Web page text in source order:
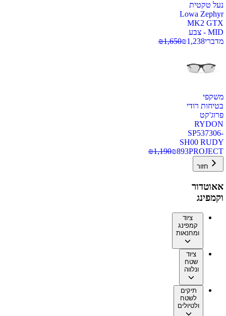
נעל טקטית
Lowa Zephyr
MK2 GTX
MID - צבע
מדברי
₪1,238
₪1,650
משקפי
בטיחות רודי
פרוג'קט
RYDON
SP537306-
SH00 RUDY
PROJECT
₪893
₪1,190
חזור
אאוטדור
וקמפינג
ציוד
קמפינג
ומחנאות
ציוד
שטח
ונלווה
תיקים
לשטח
ולטיולים